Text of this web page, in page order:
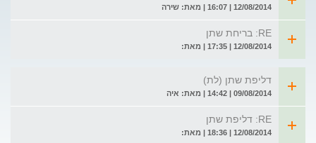
12/08/2014 | 16:07 | מאת: שירה
RE: בריחת שתן
12/08/2014 | 17:35 | מאת:
דליפת שתן (לת)
09/08/2014 | 14:42 | מאת: איה
RE: דליפת שתן
12/08/2014 | 18:36 | מאת: